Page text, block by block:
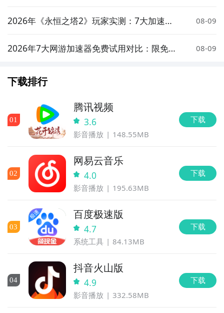
2026年《永恒之塔2》玩家实测：7大加速器
08-09
2026年7大网游加速器免费试用对比：限免体
08-09
下载排行
01
腾讯视频
3.6
影音播放 148.55MB
下载
02
网易云音乐
4.0
影音播放 195.63MB
下载
03
百度极速版
4.7
系统工具 84.13MB
下载
04
抖音火山版
4.9
影音播放 332.58MB
下载